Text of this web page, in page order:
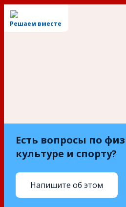
Решаем вместе
Есть вопросы по
культуре и спорту?
Напишите об этом